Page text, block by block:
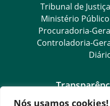
Nós usamos cookies!
Tribunal de
Ministério
Procuradoria-
Controladoria-